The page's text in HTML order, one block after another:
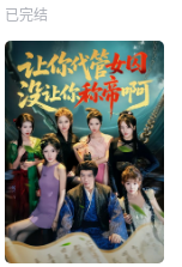
已完结